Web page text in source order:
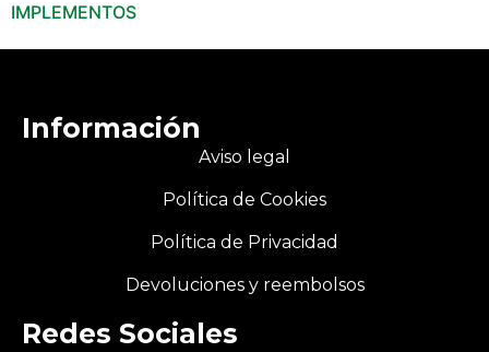
IMPLEMENTOS
Información
Aviso legal
Política de Cookies
Política de Privacidad
Devoluciones y reembolsos
Redes Sociales